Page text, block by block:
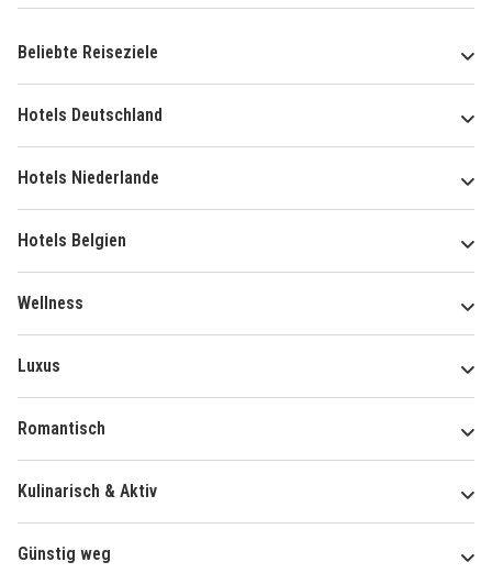
Beliebte Reiseziele
Hotels Deutschland
Hotels Niederlande
Hotels Belgien
Wellness
Luxus
Romantisch
Kulinarisch & Aktiv
Günstig weg